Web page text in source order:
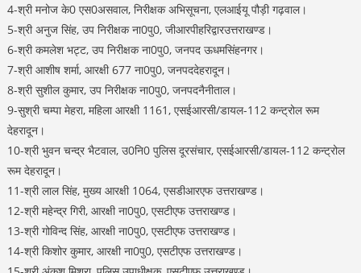
4-श्री मनोज के0 एस0असवाल, निरीक्षक अभिसूचना, एलआईयू पौड़ी गढ़वाल।
5-श्री अनुज सिंह, उप निरीक्षक ना0पु0, जीआरपीहरिद्वारउत्तराखण्ड।
6-श्री कमलेश भट्ट, उप निरीक्षक ना0पु0, जनपद ऊधमसिंहनगर।
7-श्री आशीष शर्मा, आरक्षी 677 ना0पु0, जनपददेहरादून।
8-श्री सुशील कुमार, उप निरीक्षक ना0पु0, जनपदनैनीताल।
9-सुश्री चम्पा मेहरा, महिला आरक्षी 1161, एसईआरसी/डायल-112 कन्ट्रोल रूम
देहरादून।
10-श्री भुवन चन्द्र भैटवाल, उ0नि0 पुलिस दूरसंचार, एसईआरसी/डायल-112 कन्ट्रोल
रूम देहरादून।
11-श्री लाल सिंह, मुख्य आरक्षी 1064, एसडीआरएफ उत्तराखण्ड।
12-श्री महेन्द्र गिरी, आरक्षी ना0पु0, एसटीएफ उत्तराखण्ड।
13-श्री गोविन्द सिंह, आरक्षी ना0पु0, एसटीएफ उत्तराखण्ड।
14-श्री किशोर कुमार, आरक्षी ना0पु0, एसटीएफ उत्तराखण्ड।